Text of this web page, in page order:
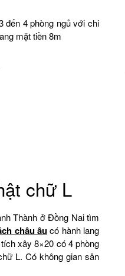
đến 4 phòng ngủ với chi
mặt tiền 8m
chữ L
Thành ở Đồng Nai tìm
châu âucó hành lang
xây 8×20 có 4 phòng
L. Có không gian sân